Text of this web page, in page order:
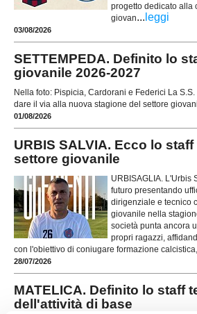
progetto dedicato alla
giovan... leggi
03/08/2026
SETTEMPEDA. Definito lo
giovanile 2026-2027
Nella foto: Pispicia, Cardorani e Federici La
dare il via alla nuova stagione del settore
01/08/2026
URBIS SALVIA. Ecco lo
settore giovanile
URBISAGLIA. L'Urbis
futuro presentando
dirigenziale e tecnico
giovanile nella
società punta ancora
propri ragazzi,
con l'obiettivo di coniugare formazione
28/07/2026
MATELICA. Definito lo staff
dell'attività di base